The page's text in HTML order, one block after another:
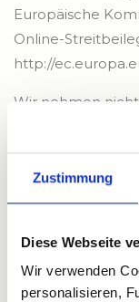
Zustimmung
Diese Webseite
Wir verwenden
personalisieren,
Europäische
Online-
http://
Wir nehmen
Haftung für
Als
eigene Inhalte
allgemeinen